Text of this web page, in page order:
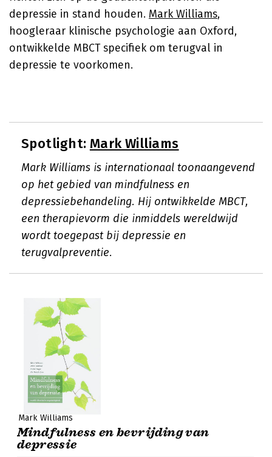
depressie in stand houden. Mark Williams,
hoogleraar klinische psychologie aan Oxford,
ontwikkelde MBCT specifiek om terugval in
depressie te voorkomen.
Spotlight: Mark Williams
Mark Williams is internationaal toonaangevend
op het gebied van mindfulness en
depressiebehandeling. Hij ontwikkelde MBCT,
een therapievorm die inmiddels wereldwijd
wordt toegepast bij depressie en
terugvalpreventie.
Mark Williams
Mindfulness en bevrijding van
depressie